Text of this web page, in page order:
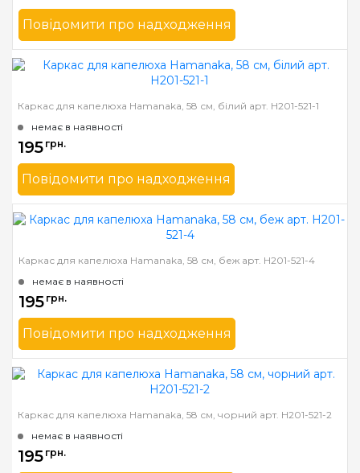
Повідомити про надходження
Бренд
Hamanaka
Країна виробник
Японія
Каркас для капелюха Hamanaka, 58 см, білий арт. H201-521-1
немає в наявності
195 грн.
Повідомити про надходження
Бренд
Hamanaka
Країна виробник
Японія
Каркас для капелюха Hamanaka, 58 см, беж арт. H201-521-4
немає в наявності
195 грн.
Повідомити про надходження
Бренд
Hamanaka
Країна виробник
Японія
Каркас для капелюха Hamanaka, 58 см, чорний арт. H201-521-2
немає в наявності
195 грн.